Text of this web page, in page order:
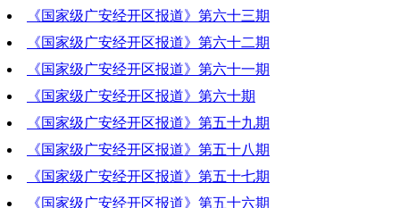
《国家级广安经开区报道》第六十三期
《国家级广安经开区报道》第六十二期
《国家级广安经开区报道》第六十一期
《国家级广安经开区报道》第六十期
《国家级广安经开区报道》第五十九期
《国家级广安经开区报道》第五十八期
《国家级广安经开区报道》第五十七期
《国家级广安经开区报道》第五十六期